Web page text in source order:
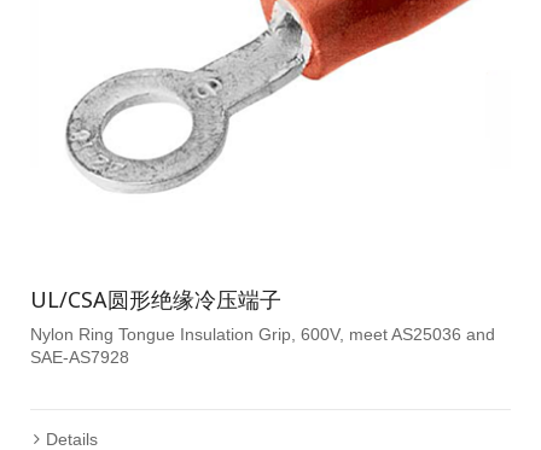
UL/CSA圆形绝缘冷压端子
Nylon Ring Tongue Insulation Grip, 600V, meet AS25036 and
SAE-AS7928
Details